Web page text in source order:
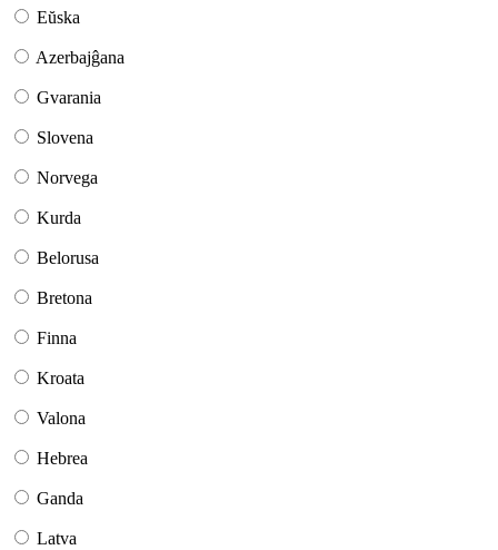
Eŭska
Azerbajĝana
Gvarania
Slovena
Norvega
Kurda
Belorusa
Bretona
Finna
Kroata
Valona
Hebrea
Ganda
Latva